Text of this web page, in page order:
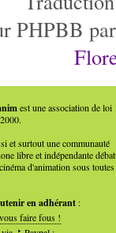
PHPBB
est une association de loi
et surtout une communauté
libre et indépendante
d'animation sous toutes
en adhérant :
faire fous !